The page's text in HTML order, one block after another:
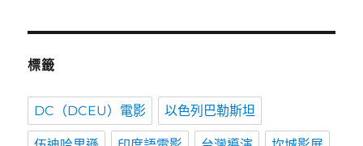
標籤
DC（DCEU）電影 以色列巴勒斯坦